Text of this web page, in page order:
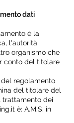
dati
è la
l'autorità
organismo che
conto del titolare
regolamento
del titolare del
trattamento dei
è: A.M.S. in